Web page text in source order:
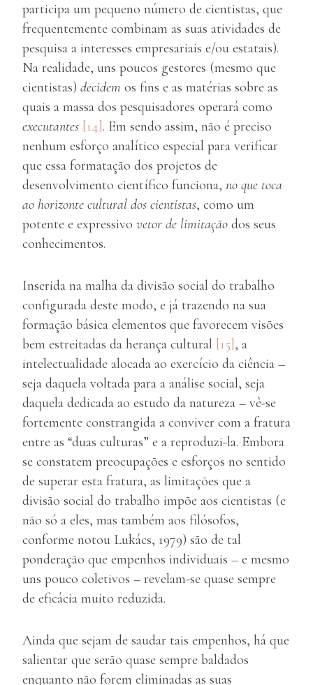
participa um pequeno número de cientistas, que
frequentemente combinam as suas atividades de
pesquisa a interesses empresariais e/ou estatais).
Na realidade, uns poucos gestores (mesmo que
cientistas) decidem os fins e as matérias sobre as
quais a massa dos pesquisadores operará como
executantes [14]. Em sendo assim, não é preciso
nenhum esforço analítico especial para verificar
que essa formatação dos projetos de
desenvolvimento científico funciona, no que toca
ao horizonte cultural dos cientistas, como um
potente e expressivo vetor de limitação dos seus
conhecimentos.
Inserida na malha da divisão social do trabalho
configurada deste modo, e já trazendo na sua
formação básica elementos que favorecem visões
bem estreitadas da herança cultural [15], a
intelectualidade alocada ao exercício da ciência –
seja daquela voltada para a análise social, seja
daquela dedicada ao estudo da natureza – vê-se
fortemente constrangida a conviver com a fratura
entre as “duas culturas” e a reproduzi-la. Embora
se constatem preocupações e esforços no sentido
de superar esta fratura, as limitações que a
divisão social do trabalho impõe aos cientistas (e
não só a eles, mas também aos filósofos,
conforme notou Lukács, 1979) são de tal
ponderação que empenhos individuais – e mesmo
uns pouco coletivos – revelam-se quase sempre
de eficácia muito reduzida.
Ainda que sejam de saudar tais empenhos, há que
salientar que serão quase sempre baldados
enquanto não forem eliminadas as suas